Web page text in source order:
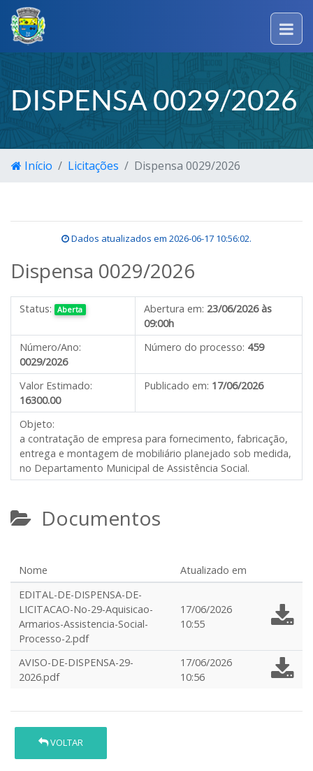
DISPENSA 0029/2026
Início Licitações Dispensa 0029/2026
Dados atualizados em 2026-06-17 10:56:02.
Dispensa 0029/2026
Status: Aberta Abertura em: 23/06/2026 às
09:00h
Número/Ano:
0029/2026
Número do processo: 459
Valor Estimado:
16300.00
Publicado em: 17/06/2026
Objeto:
a contratação de empresa para fornecimento, fabricação,
entrega e montagem de mobiliário planejado sob medida,
no Departamento Municipal de Assistência Social.
Documentos
Nome
Atualizado em
EDITAL-DE-DISPENSA-DE-
LICITACAO-No-29-Aquisicao-
Armarios-Assistencia-Social-
Processo-2.pdf
17/06/2026
10:55
AVISO-DE-DISPENSA-29-
2026.pdf
17/06/2026
10:56
VOLTAR